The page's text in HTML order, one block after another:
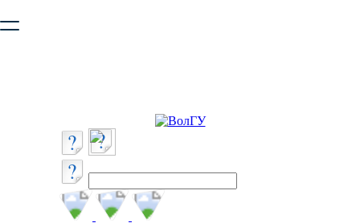
безопасную работу с сайтом. Пожалуйста